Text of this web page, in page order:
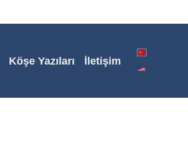
Köşe Yazıları İletişim